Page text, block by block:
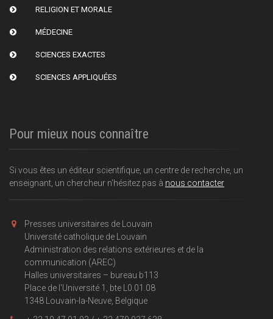
RELIGION ET MORALE
MÉDECINE
SCIENCES EXACTES
SCIENCES APPLIQUÉES
Pour mieux nous connaître
Si vous êtes un éditeur scientifique, un centre de recherche, un
enseignant, un chercheur n'hésitez pas à nous contacter
Presses universitaires de Louvain
Université catholique de Louvain
Administration des relations extérieures et de la
communication (AREC)
Halles universitaires – bureau b113
Place de l'Université 1, bte L0.01.08
1348 Louvain-la-Neuve, Belgique